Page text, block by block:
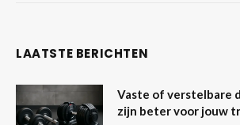
LAATSTE BERICHTEN
Vaste of verstelbare
zijn beter voor jouw